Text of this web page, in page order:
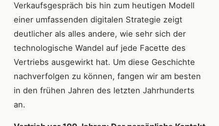
Verkaufsgespräch bis hin zum heutigen Modell
einer umfassenden digitalen Strategie zeigt
deutlicher als alles andere, wie sehr sich der
technologische Wandel auf jede Facette des
Vertriebs ausgewirkt hat. Um diese Geschichte
nachverfolgen zu können, fangen wir am besten
in den frühen Jahren des letzten Jahrhunderts
an.